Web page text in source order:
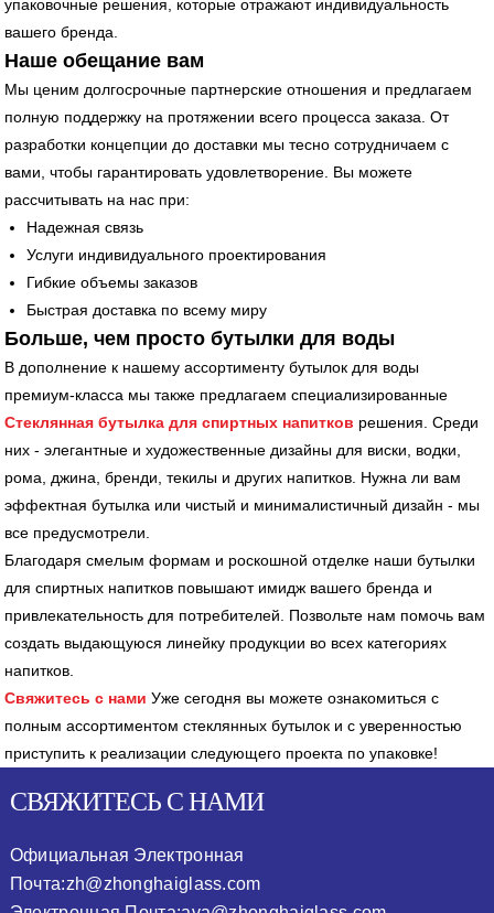
упаковочные решения, которые отражают индивидуальность
вашего бренда.
Наше обещание вам
Мы ценим долгосрочные партнерские отношения и предлагаем
полную поддержку на протяжении всего процесса заказа. От
разработки концепции до доставки мы тесно сотрудничаем с
вами, чтобы гарантировать удовлетворение. Вы можете
рассчитывать на нас при:
Надежная связь
Услуги индивидуального проектирования
Гибкие объемы заказов
Быстрая доставка по всему миру
Больше, чем просто бутылки для воды
В дополнение к нашему ассортименту бутылок для воды
премиум-класса мы также предлагаем специализированные
Стеклянная бутылка для спиртных напитков решения. Среди
них - элегантные и художественные дизайны для виски, водки,
рома, джина, бренди, текилы и других напитков. Нужна ли вам
эффектная бутылка или чистый и минималистичный дизайн - мы
все предусмотрели.
Благодаря смелым формам и роскошной отделке наши бутылки
для спиртных напитков повышают имидж вашего бренда и
привлекательность для потребителей. Позвольте нам помочь вам
создать выдающуюся линейку продукции во всех категориях
напитков.
Свяжитесь с нами Уже сегодня вы можете ознакомиться с
полным ассортиментом стеклянных бутылок и с уверенностью
приступить к реализации следующего проекта по упаковке!
СВЯЖИТЕСЬ С НАМИ
Официальная Электронная
Почта:zh@zhonghaiglass.com